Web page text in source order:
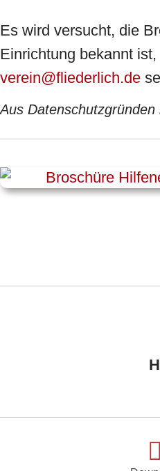
Es wird versucht, die
Einrichtung bekannt
verein@fliederlich.de
Aus